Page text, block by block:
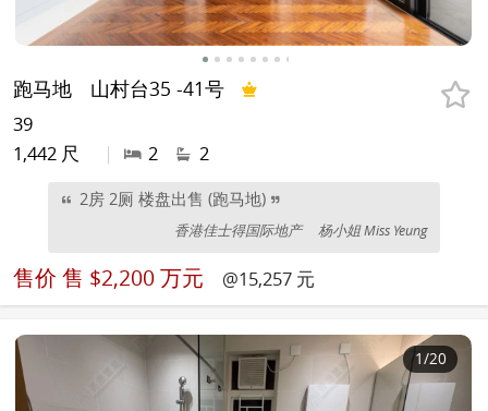
跑马地 山村台35 -41号
39
1,442 尺
| 2 2
2房 2厕 楼盘出售 (跑马地)
香港佳士得国际地产 杨小姐 Miss Yeung
售价 售 $2,200 万元 @15,257 元
1/20